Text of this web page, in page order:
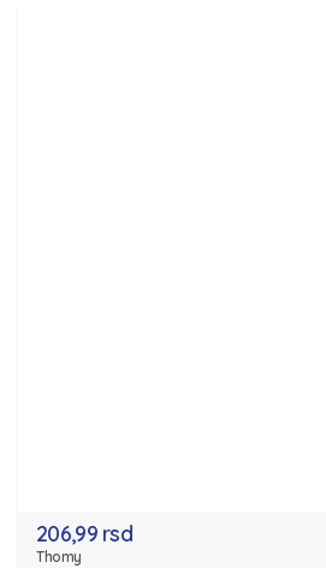
206,99 rsd
Thomy